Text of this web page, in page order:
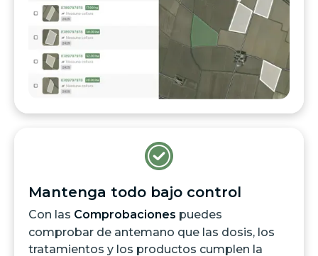
Mantenga todo bajo control
Con las Comprobaciones puedes
comprobar de antemano que las dosis, los
tratamientos y los productos cumplen la